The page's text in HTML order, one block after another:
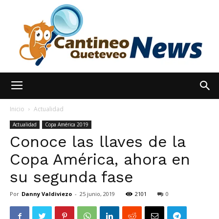
Noticias
hoy
Inicio Actualidad
Actualidad Copa América 2019
Conoce las llaves de la
Copa América, ahora en
su segunda fase
Por Danny Valdiviezo - 25 junio, 2019 2101 0